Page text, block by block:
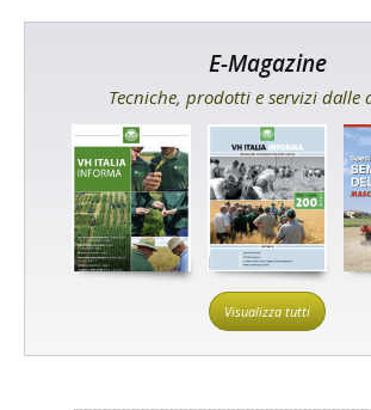
E-Magazine
Tecniche, prodotti e servizi dalle
Visualizza tutti